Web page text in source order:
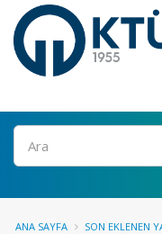
Ara
ANA SAYFA SON EKLENEN